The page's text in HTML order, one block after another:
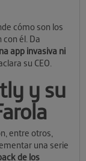
cómo son los
él. Da
app invasiva ni
su CEO.
y su
entre otros,
una serie
de los